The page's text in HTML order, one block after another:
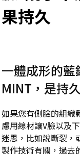
果持久
一體成形的
MINT，是持
如果您有側臉的組織
慮用線材讓V臉以及
迷思，比如說斷裂，
製作技術有關，過去